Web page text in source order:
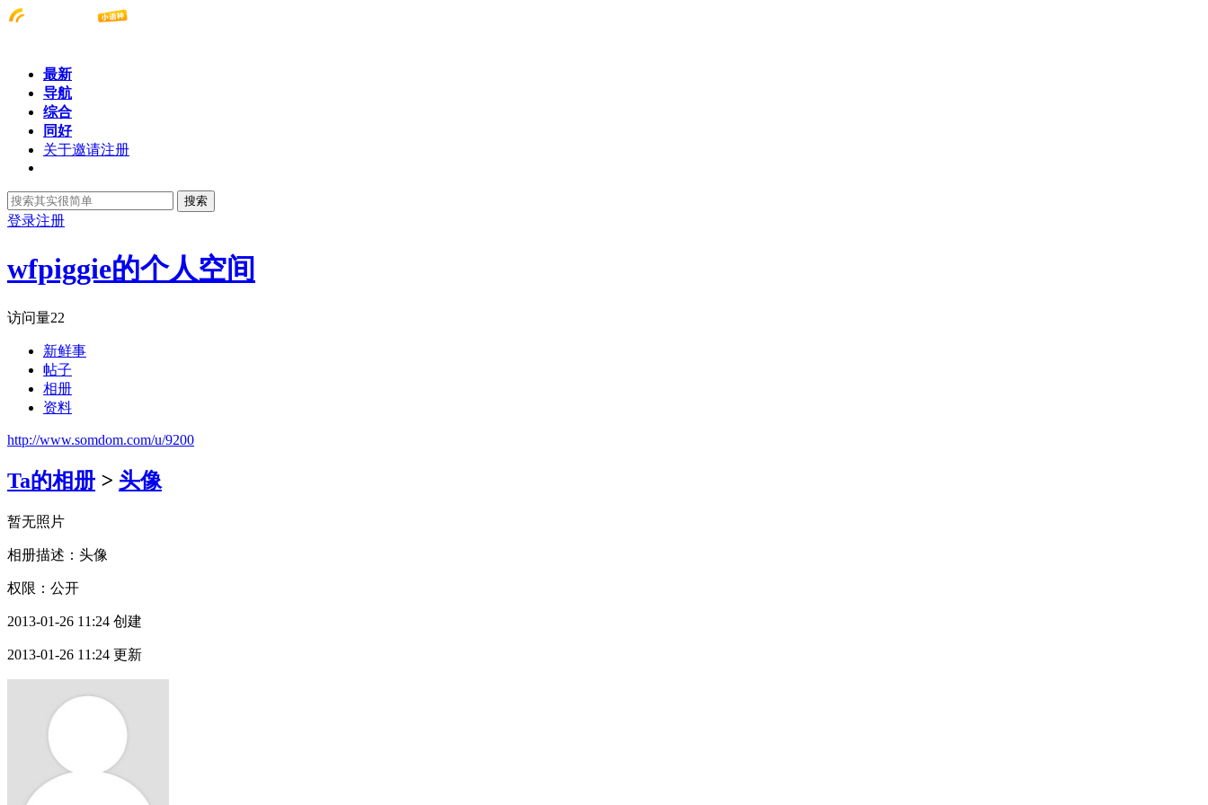
最新
导航
综合
同好
关于邀请注册
搜索
登录注册
wfpiggie的个人空间
访问量22
新鲜事
帖子
相册
资料
http://www.somdom.com/u/9200
Ta的相册 > 头像
暂无照片
相册描述：头像
权限：公开
2013-01-26 11:24 创建
2013-01-26 11:24 更新